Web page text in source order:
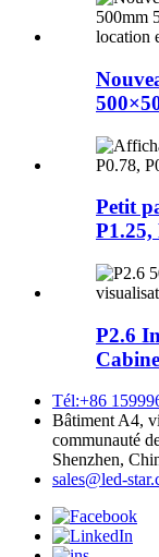
Petit
P1.25,
P2.6
Tél:+86
Bâtiment A4,
communauté
Shenzhen,
sales@led-